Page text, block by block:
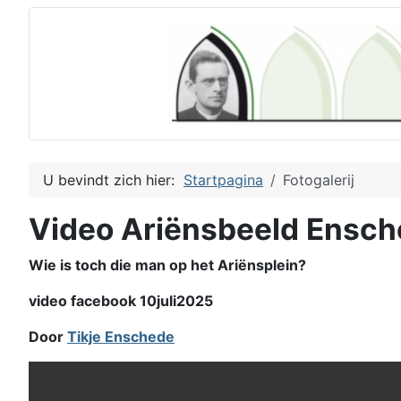
U bevindt zich hier: Startpagina Fotogalerij
Video Ariënsbeeld
Wie is toch die man op het Ariënsplein?
video facebook 10juli2025
Door Tikje Enschede